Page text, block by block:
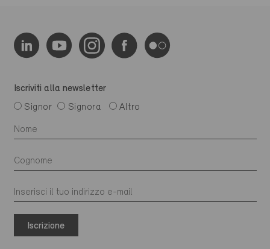
Iscriviti alla newsletter
Signor
Signora Altro
Iscrizione